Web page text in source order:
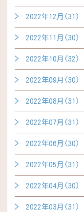
2022年12月(31)
2022年11月(30)
2022年10月(32)
2022年09月(30)
2022年08月(31)
2022年07月(31)
2022年06月(30)
2022年05月(31)
2022年04月(30)
2022年03月(31)